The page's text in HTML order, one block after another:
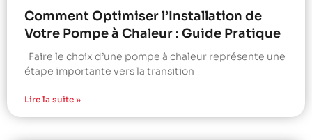
Comment Optimiser l’Installation de
Votre Pompe à Chaleur : Guide Pratique
Faire le choix d’une pompe à chaleur représente une
étape importante vers la transition
Lire la suite »